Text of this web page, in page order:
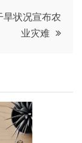
状况宣布农
业灾难